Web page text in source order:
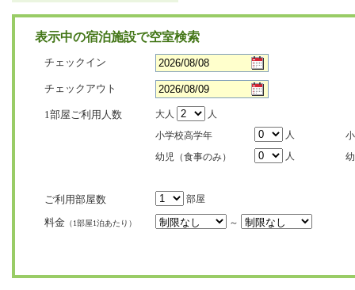
表示中の宿泊施設で空室検索
チェックイン
チェックアウト
1部屋ご利用人数 大人
人
小学校高学年
人
幼児（食事のみ）
人
ご利用部屋数 部屋
料金 （1部屋1泊あたり） ～